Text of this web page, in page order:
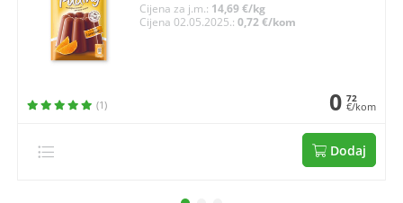
Cijena za j.m.: 14,69 €/kg
Cijena 02.05.2025.: 0,72 €/kom
(1) 0 72
€/kom
Dodaj